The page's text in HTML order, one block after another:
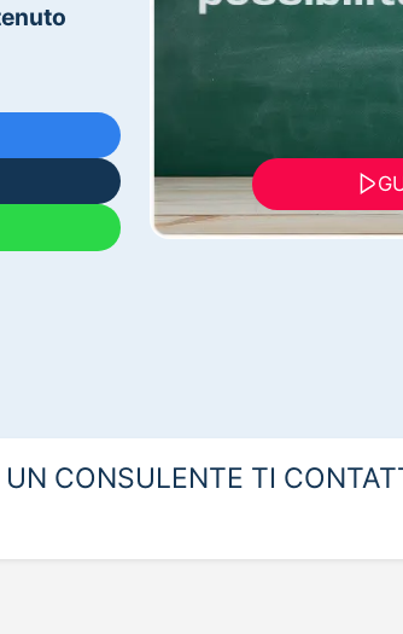
UN CONSULENTE TI